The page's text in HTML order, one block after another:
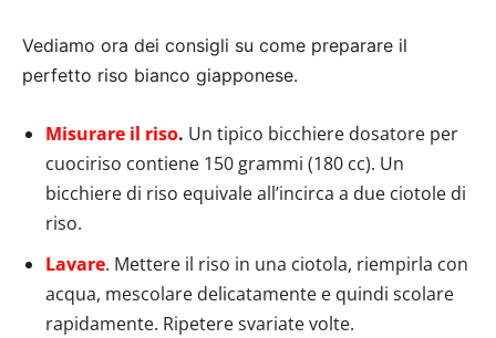
Vediamo ora dei consigli su come preparare il
perfetto riso bianco giapponese.
Misurare il riso. Un tipico bicchiere dosatore per
cuociriso contiene 150 grammi (180 cc). Un
bicchiere di riso equivale all’incirca a due ciotole di
riso.
Lavare. Mettere il riso in una ciotola, riempirla con
acqua, mescolare delicatamente e quindi scolare
rapidamente. Ripetere svariate volte.